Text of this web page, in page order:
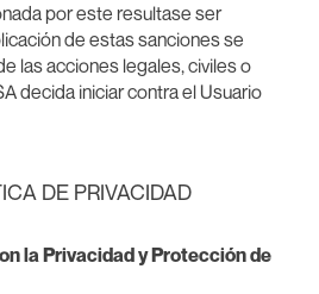
por este resultase ser
de estas sanciones se
las acciones legales, civiles o
decida iniciar contra el Usuario
DE PRIVACIDAD
la Privacidad y Protección de